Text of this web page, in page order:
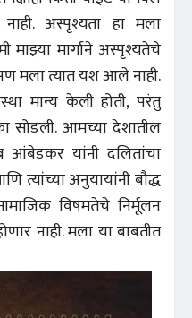
अस्पृश्यता हा मला
मार्गाने अस्पृश्यतेचे
मला त्यात यश आले नाही.
मान्य केली होती, परंतु
सोडली. आमच्या देशातील
आंबेडकर यांनी दलितांचा
त्यांच्या अनुयायांनी बौद्ध
विषमतेचे निर्मूलन
नाही. मला या बाबतीत